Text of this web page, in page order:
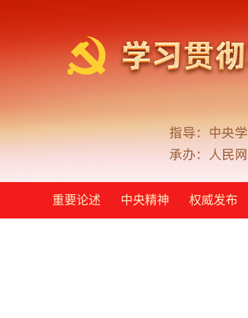
重要论述 中央精神 权威发布